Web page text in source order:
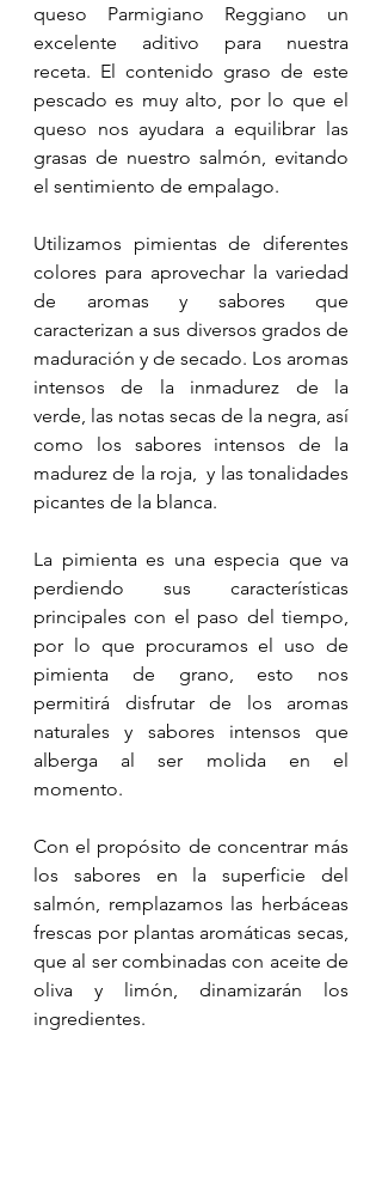
queso Parmigiano Reggiano un
excelente aditivo para nuestra
receta. El contenido graso de este
pescado es muy alto, por lo que el
queso nos ayudara a equilibrar las
grasas de nuestro salmón, evitando
el sentimiento de empalago.
Utilizamos pimientas de diferentes
colores para aprovechar la variedad
de aromas y sabores que
caracterizan a sus diversos grados de
maduración y de secado. Los aromas
intensos de la inmadurez de la
verde, las notas secas de la negra, así
como los sabores intensos de la
madurez de la roja,  y las tonalidades
picantes de la blanca.
La pimienta es una especia que va
perdiendo sus características
principales con el paso del tiempo,
por lo que procuramos el uso de
pimienta de grano, esto nos
permitirá disfrutar de los aromas
naturales y sabores intensos que
alberga al ser molida en el
momento.
Con el propósito de concentrar más
los sabores en la superficie del
salmón, remplazamos las herbáceas
frescas por plantas aromáticas secas,
que al ser combinadas con aceite de
oliva y limón, dinamizarán los
ingredientes.